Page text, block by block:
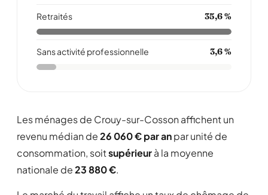
Retraités 35,6 %
Sans activité professionnelle 3,6 %
Les ménages de Crouy-sur-Cosson affichent un
revenu médian de26 060 € par anpar unité de
consommation, soitsupérieurà la moyenne
nationale de23 880 €.